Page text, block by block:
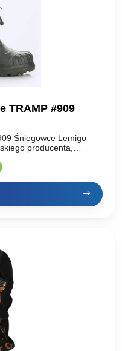
TRAMP #909
Śniegowce Lemigo
producenta,